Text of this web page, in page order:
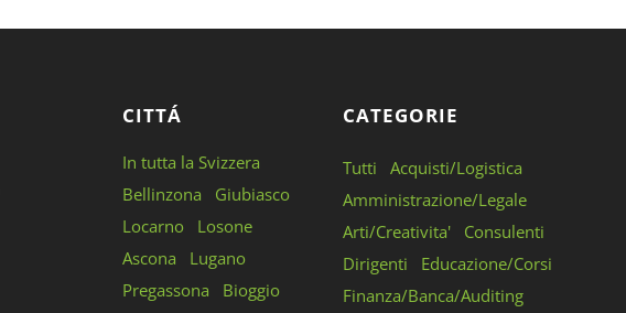
CITTÁ
In tutta la Svizzera
Bellinzona
Giubiasco
Locarno
Losone
Ascona
Lugano
Pregassona
Bioggio
CATEGORIE
Tutti
Acquisti/Logistica
Amministrazione/Legale
Arti/Creativita'
Consulenti
Dirigenti
Educazione/Corsi
Finanza/Banca/Auditing